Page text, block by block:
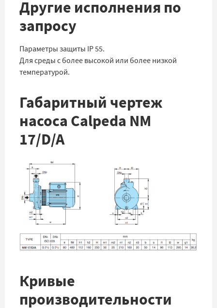
Другие исполнения по
запросу
Параметры защиты IP 55.
Для среды с более высокой или более низкой
температурой.
Габаритный чертеж
насоса Calpeda NM
17/D/A
Кривые
производительности